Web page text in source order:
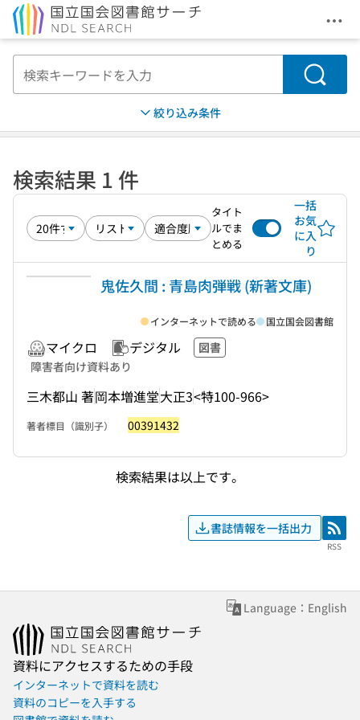
メ
検索
絞り込み条件
検索結果 1 件
タイト
ルでま
とめる
一括
お気
に入
り
鬼佐久間 : 青島肉弾戦 (新著文庫)
マイクロ デジタル
図書
障害者向け資料あり
三木都山 著岡本増進堂大正3<特100-966>
インターネットで読める 国立国会図書館
著者標目（識別子） 00391432
検索結果は以上です。
書誌情報を一括出力 RSS
RSS
Language：English
資料にアクセスするための手段
インターネットで資料を読む
資料のコピーを入手する